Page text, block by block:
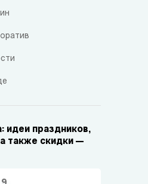
идеи праздников,
также скидки —